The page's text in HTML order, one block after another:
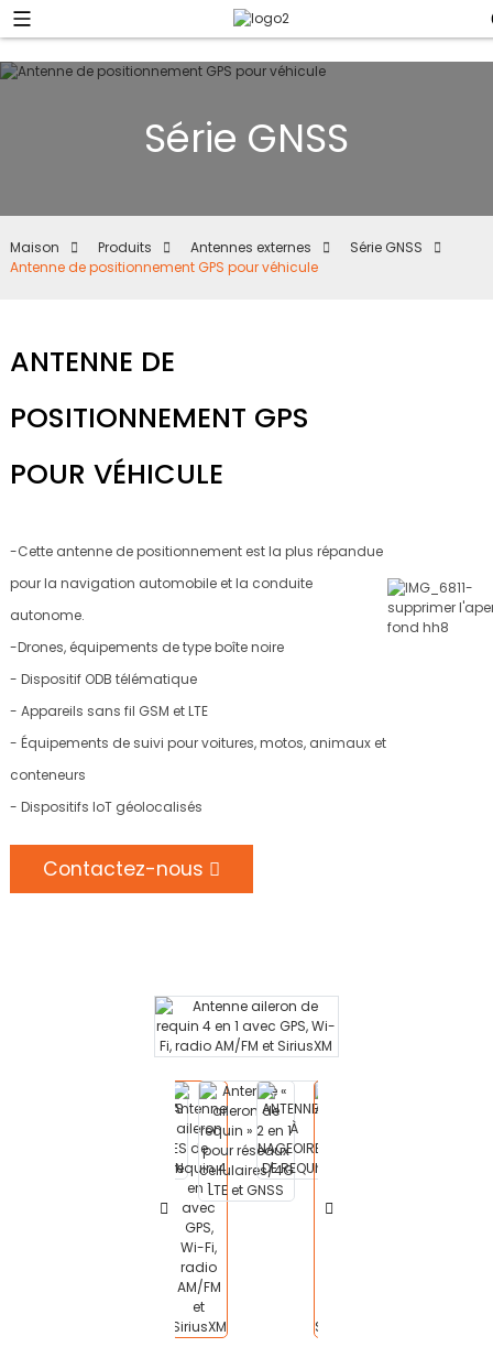
Série GNSS
Maison Produits Antennes externes
Série GNSS
Antenne de positionnement GPS pour véhicule
ANTENNE DE
POSITIONNEMENT GPS
POUR VÉHICULE
-Cette antenne de positionnement est la plus répandue
pour la navigation automobile et la conduite
autonome.
-Drones, équipements de type boîte noire
- Dispositif ODB télématique
- Appareils sans fil GSM et LTE
- Équipements de suivi pour voitures, motos, animaux et
conteneurs
- Dispositifs IoT géolocalisés
Contactez-nous